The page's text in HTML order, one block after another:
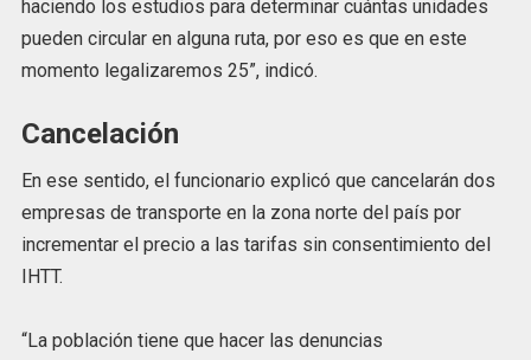
haciendo los estudios para determinar cuántas unidades
pueden circular en alguna ruta, por eso es que en este
momento legalizaremos 25”, indicó.
Cancelación
En ese sentido, el funcionario explicó que cancelarán dos
empresas de transporte en la zona norte del país por
incrementar el precio a las tarifas sin consentimiento del
IHTT.
“La población tiene que hacer las denuncias